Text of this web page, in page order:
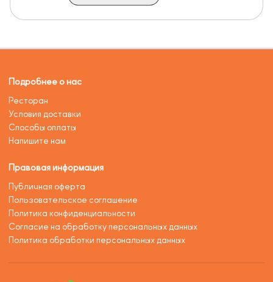
Подробнее о нас
Ресторан
Условия доставки
Способы оплаты
Напишите нам
Правовая информация
Публичная оферта
Пользовательское соглашение
Политика конфиденциальности
Согласие на обработку персональных данных
Политика обработки персональных данных